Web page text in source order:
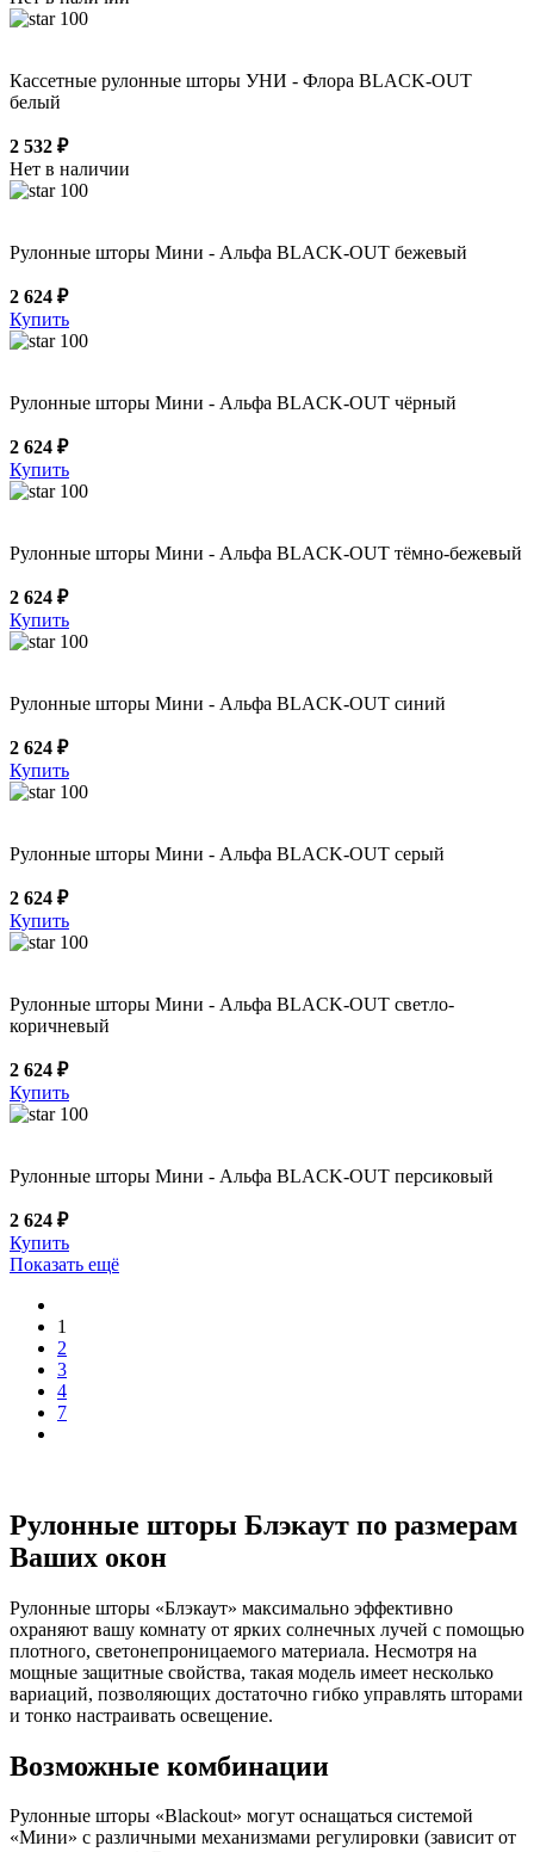
100
Кассетные рулонные шторы УНИ - Флора BLACK-OUT
белый
2 532 ₽
Нет в наличии
100
Рулонные шторы Мини - Альфа BLACK-OUT бежевый
2 624 ₽
Купить
100
Рулонные шторы Мини - Альфа BLACK-OUT чёрный
2 624 ₽
Купить
100
Рулонные шторы Мини - Альфа BLACK-OUT тёмно-бежевый
2 624 ₽
Купить
100
Рулонные шторы Мини - Альфа BLACK-OUT синий
2 624 ₽
Купить
100
Рулонные шторы Мини - Альфа BLACK-OUT серый
2 624 ₽
Купить
100
Рулонные шторы Мини - Альфа BLACK-OUT светло-
коричневый
2 624 ₽
Купить
100
Рулонные шторы Мини - Альфа BLACK-OUT персиковый
2 624 ₽
Купить
Показать ещё
1
2
3
4
7
Рулонные шторы Блэкаут по размерам
Ваших окон
Рулонные шторы «Блэкаут» максимально эффективно
охраняют вашу комнату от ярких солнечных лучей с помощью
плотного, светонепроницаемого материала. Несмотря на
мощные защитные свойства, такая модель имеет несколько
вариаций, позволяющих достаточно гибко управлять шторами
и тонко настраивать освещение.
Возможные комбинации
Рулонные шторы «Blackout» могут оснащаться системой
«Мини» с различными механизмами регулировки (зависит от